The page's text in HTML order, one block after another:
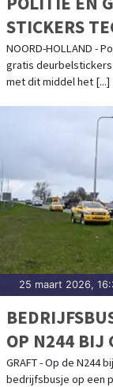
STICKERS
NOORD-HOLLAND -
gratis
met dit middel het [...]
25 maart 2026,
OP N244 BIJ
GRAFT - Op de N244
bedrijfsbusje op een